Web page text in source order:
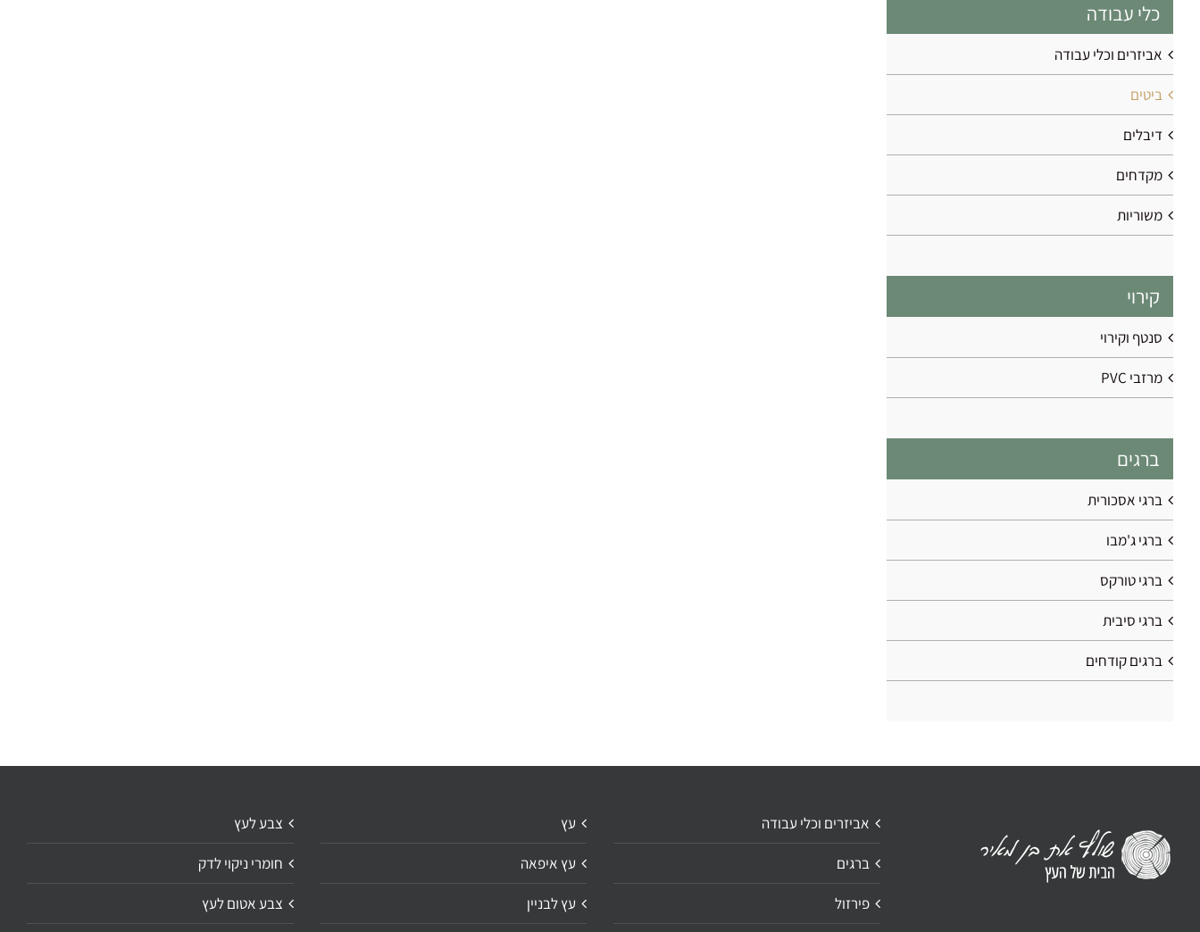
כלי עבודה
אביזרים וכלי עבודה
ביטים
דיבלים
מקדחים
משוריות
קירוי
סנטף וקירוי
מרזבי PVC
ברגים
ברגי אסכורית
ברגי ג'מבו
ברגי טורקס
ברגי סיבית
ברגים קודחים
אביזרים וכלי עבודה
ברגים
פירזול
עץ
עץ איפאה
עץ לבניין
צבע לעץ
חומרי ניקוי לדק
צבע אטום לעץ